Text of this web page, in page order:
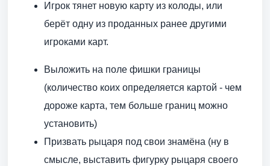
Игрок тянет новую карту из колоды, или
берёт одну из проданных ранее другими
игроками карт.
Выложить на поле фишки границы
(количество коих определяется картой - чем
дороже карта, тем больше границ можно
установить)
Призвать рыцаря под свои знамёна (ну в
смысле, выставить фигурку рыцаря своего